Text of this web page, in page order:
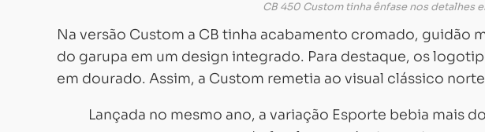
CB 450 Custom tinha ênfase nos detalhes
Na versão Custom a CB tinha acabamento cromado, guidão
do garupa em um design integrado. Para destaque, os
em dourado. Assim, a Custom remetia ao visual clássico
Lançada no mesmo ano, a variação Esporte bebia mais